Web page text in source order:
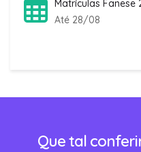
Matrículas Fanese
Até 28/08
Que tal